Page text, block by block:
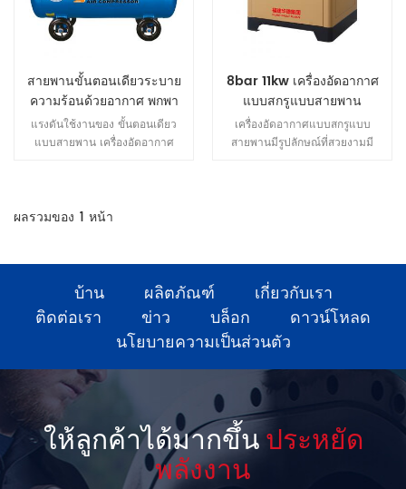
สายพานขั้นตอนเดียวระบาย
ความร้อนด้วยอากาศ พกพา
เครื่องอัดอากาศ
แรงดันใช้งานของ ขั้นตอนเดียว
แบบสายพาน เครื่องอัดอากาศ
จำนวนมาก แต่ เมื่อ แรงดันใช้งาน
ตอน เครื่องอัดอากาศ ควร นำไปใช้
8bar 11kw เครื่องอัดอากาศ
แบบสกรูแบบสายพาน
เครื่องอัดอากาศแบบสกรูแบบ
สายพานมีรูปลักษณ์ที่สวยงามมี
ผลรวมของ 1 หน้า
บ้าน ผลิตภัณฑ์
เกี่ยวกับเรา
ติดต่อเรา
ข่าว บล็อก
ดาวน์โหลด
นโยบายความเป็นส่วนตัว
ให้ลูกค้าได้มากขึ้น ประหยัด
พลังงาน